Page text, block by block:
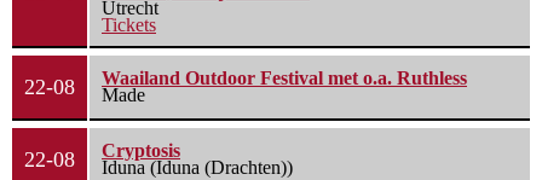
Utrecht
Tickets
22-08
Waailand Outdoor Festival met o.a. Ruthless
Made
22-08
Cryptosis
Iduna (Iduna (Drachten))